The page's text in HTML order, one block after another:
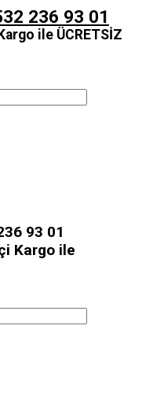
236 93 01
ile ÜCRETSİZ
93 01
Kargo ile